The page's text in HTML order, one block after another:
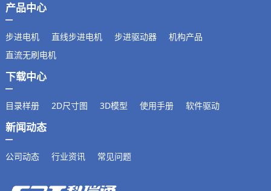
产品中心
步进电机 直线步进电机 步进驱动器
机构产品
直流无刷电机
下载中心
目录样册 2D尺寸图 3D模型 使用手册 软件驱动
新闻动态
公司动态 行业资讯 常见问题